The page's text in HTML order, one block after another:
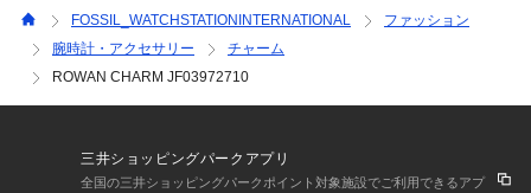
FOSSIL_WATCHSTATIONINTERNATIONAL
ファッション
腕時計・アクセサリー
チャーム
ROWAN CHARM JF03972710
三井ショッピングパークアプリ
全国の三井ショッピングパークポイント対象施設でご利用できるアプ